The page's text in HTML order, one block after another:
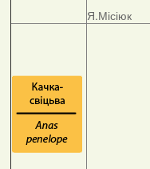
Я.Місіюк